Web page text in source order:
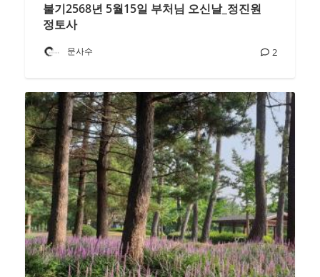
불기2568년 5월15일 부처님 오신날_정진원
정토사
문사수 2